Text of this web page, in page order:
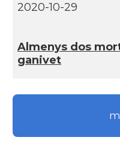
Consolat
2020-10-29
Almenys dos
ganivet